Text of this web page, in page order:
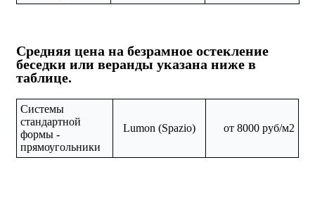
Средняя цена на безрамное остекление
беседки или веранды указана ниже в
таблице.
Системы
стандартной
формы -
прямоугольники
Lumon (Spazio) от 8000 руб/м2